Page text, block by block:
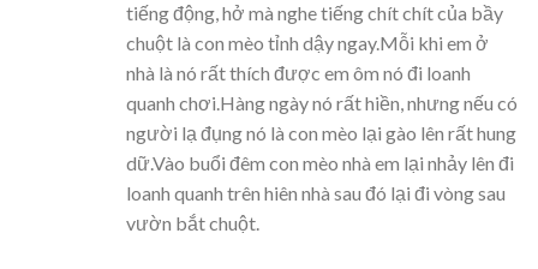
tiếng động, hở mà nghe tiếng chít chít của bầy
chuột là con mèo tỉnh dậy ngay.Mỗi khi em ở
nhà là nó rất thích được em ôm nó đi loanh
quanh chơi.Hàng ngày nó rất hiền, nhưng nếu có
người lạ đụng nó là con mèo lại gào lên rất hung
dữ.Vào buổi đêm con mèo nhà em lại nhảy lên đi
loanh quanh trên hiên nhà sau đó lại đi vòng sau
vườn bắt chuột.